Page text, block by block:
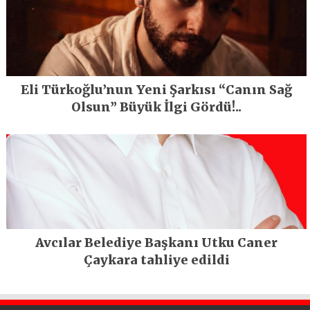
Eli Türkoğlu’nun Yeni Şarkısı “Canın Sağ
Olsun” Büyük İlgi Gördü!..
Avcılar Belediye Başkanı Utku Caner
Çaykara tahliye edildi